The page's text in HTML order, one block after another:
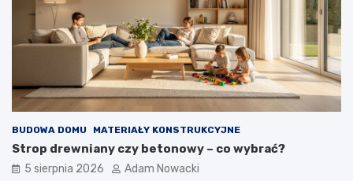
BUDOWA DOMU MATERIAŁY KONSTRUKCYJNE
Strop drewniany czy betonowy – co wybrać?
5 sierpnia 2026 Adam Nowacki